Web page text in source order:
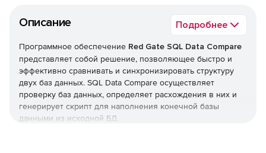
Описание Подробнее
Программное обеспечение Red Gate SQL Data Compare
представляет собой решение, позволяющее быстро и
эффективно сравнивать и синхронизировать структуру
двух баз данных. SQL Data Compare осуществляет
проверку баз данных, определяет расхождения в них и
генерирует скрипт для наполнения конечной базы
данными из исходной БД.